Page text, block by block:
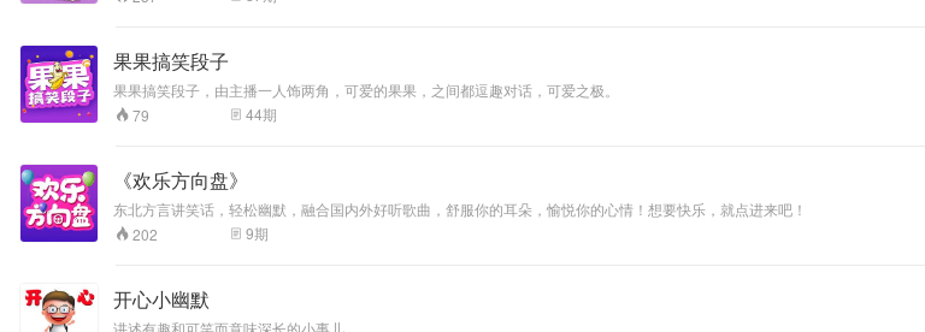
果果搞笑段子
果果搞笑段子，由主播一人饰两角，可爱的果果，之间都逗趣对话，可爱之极。
79
44期
《欢乐方向盘》
东北方言讲笑话，轻松幽默，融合国内外好听歌曲，舒服你的耳朵，愉悦你的心情！想要快乐，就点进来吧！
202
9期
开心小幽默
讲述有趣和可笑而意味深长的小事儿。